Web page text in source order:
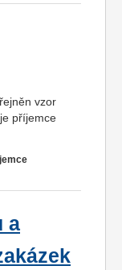
vzor
příjemce
a